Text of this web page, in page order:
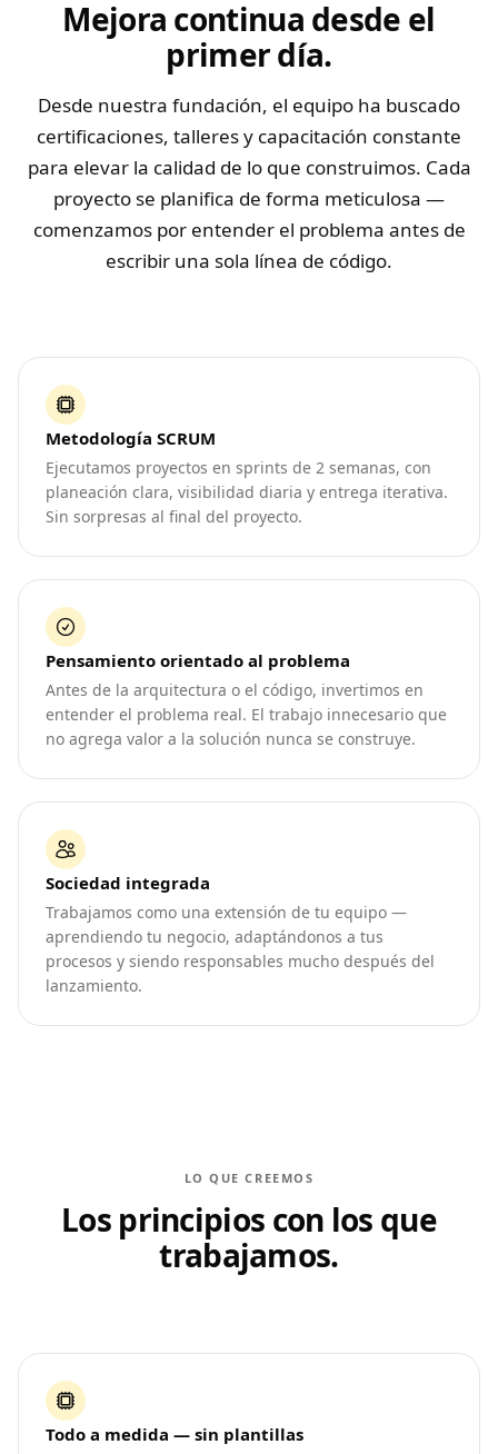
Mejora continua desde el
primer día.
Desde nuestra fundación, el equipo ha buscado
certificaciones, talleres y capacitación constante
para elevar la calidad de lo que construimos. Cada
proyecto se planifica de forma meticulosa —
comenzamos por entender el problema antes de
escribir una sola línea de código.
Metodología SCRUM
Ejecutamos proyectos en sprints de 2 semanas, con
planeación clara, visibilidad diaria y entrega iterativa.
Sin sorpresas al final del proyecto.
Pensamiento orientado al problema
Antes de la arquitectura o el código, invertimos en
entender el problema real. El trabajo innecesario que
no agrega valor a la solución nunca se construye.
Sociedad integrada
Trabajamos como una extensión de tu equipo —
aprendiendo tu negocio, adaptándonos a tus
procesos y siendo responsables mucho después del
lanzamiento.
LO QUE CREEMOS
Los principios con los que
trabajamos.
Todo a medida — sin plantillas